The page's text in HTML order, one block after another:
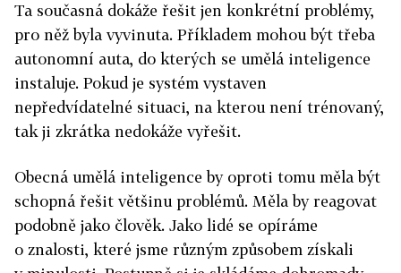
Ta současná dokáže řešit jen konkrétní problémy,
pro něž byla vyvinuta. Příkladem mohou být třeba
autonomní auta, do kterých se umělá inteligence
instaluje. Pokud je systém vystaven
nepředvídatelné situaci, na kterou není trénovaný,
tak ji zkrátka nedokáže vyřešit.
Obecná umělá inteligence by oproti tomu měla být
schopná řešit většinu problémů. Měla by reagovat
podobně jako člověk. Jako lidé se opíráme
o znalosti, které jsme různým způsobem získali